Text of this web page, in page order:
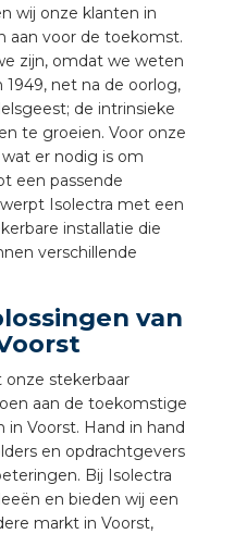
wij onze klanten in
aan voor de toekomst.
zijn, omdat we weten
net na de oorlog,
de intrinsieke
te groeien. Voor onze
er nodig is om
een passende
Isolectra met een
installatie die
verschillende
van
onze stekerbaar
aan de toekomstige
Voorst. Hand in hand
en opdrachtgevers
Bij Isolectra
en bieden wij een
markt in Voorst,